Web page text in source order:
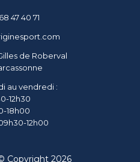
47 40 71
de Roberval
au vendredi :
12h30
18h00
12h00
Copyright 2026